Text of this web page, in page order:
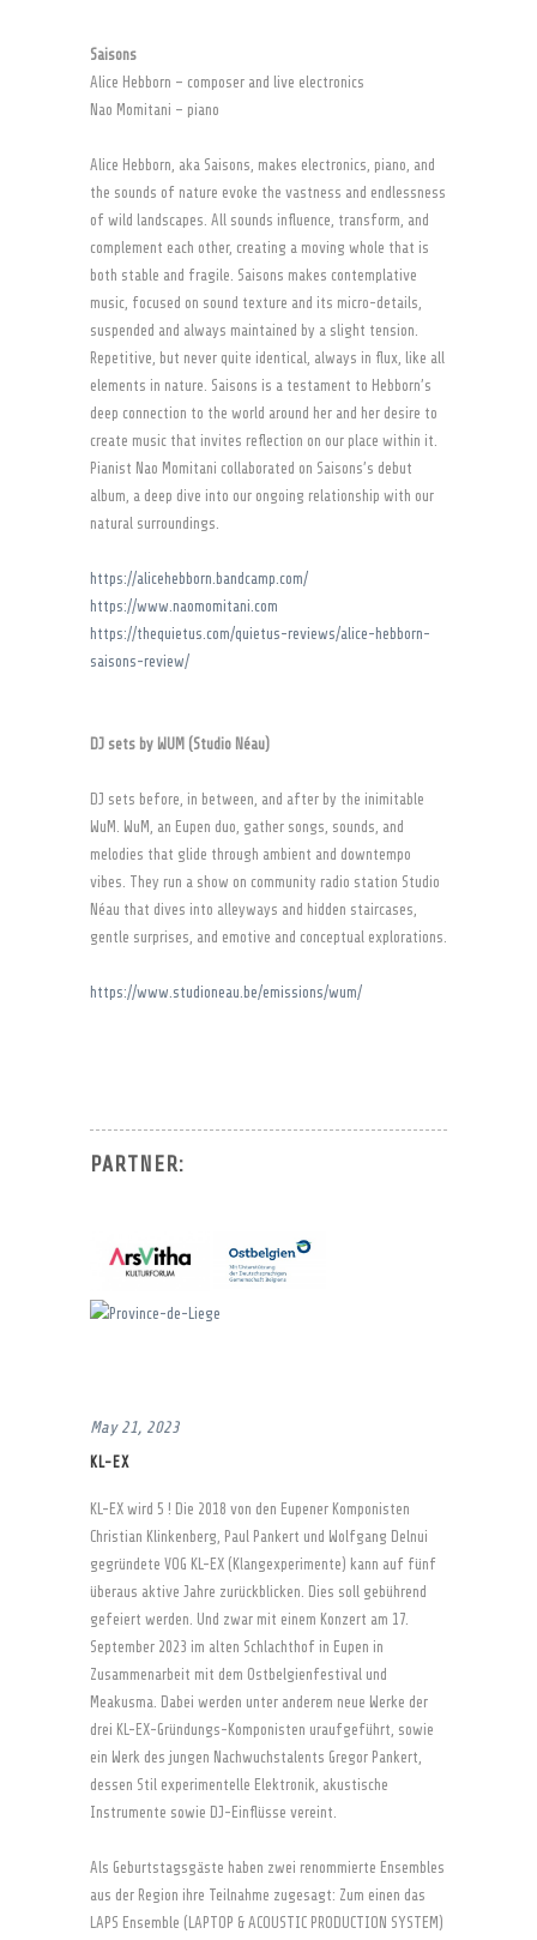
Saisons
Alice Hebborn – composer and live electronics
Nao Momitani – piano
Alice Hebborn, aka Saisons, makes electronics, piano, and
the sounds of nature evoke the vastness and endlessness
of wild landscapes. All sounds influence, transform, and
complement each other, creating a moving whole that is
both stable and fragile. Saisons makes contemplative
music, focused on sound texture and its micro-details,
suspended and always maintained by a slight tension.
Repetitive, but never quite identical, always in flux, like all
elements in nature. Saisons is a testament to Hebborn’s
deep connection to the world around her and her desire to
create music that invites reflection on our place within it.
Pianist Nao Momitani collaborated on Saisons’s debut
album, a deep dive into our ongoing relationship with our
natural surroundings.
https://alicehebborn.bandcamp.com/
https://www.naomomitani.com
https://thequietus.com/quietus-reviews/alice-hebborn-
saisons-review/
DJ sets by WUM (Studio Néau)
DJ sets before, in between, and after by the inimitable
WuM. WuM, an Eupen duo, gather songs, sounds, and
melodies that glide through ambient and downtempo
vibes. They run a show on community radio station Studio
Néau that dives into alleyways and hidden staircases,
gentle surprises, and emotive and conceptual explorations.
https://www.studioneau.be/emissions/wum/
PARTNER:
May 21, 2023
KL-EX
KL-EX wird 5 ! Die 2018 von den Eupener Komponisten
Christian Klinkenberg, Paul Pankert und Wolfgang Delnui
gegründete VOG KL-EX (Klangexperimente) kann auf fünf
überaus aktive Jahre zurückblicken. Dies soll gebührend
gefeiert werden. Und zwar mit einem Konzert am 17.
September 2023 im alten Schlachthof in Eupen in
Zusammenarbeit mit dem Ostbelgienfestival und
Meakusma. Dabei werden unter anderem neue Werke der
drei KL-EX-Gründungs-Komponisten uraufgeführt, sowie
ein Werk des jungen Nachwuchstalents Gregor Pankert,
dessen Stil experimentelle Elektronik, akustische
Instrumente sowie DJ-Einflüsse vereint.
Als Geburtstagsgäste haben zwei renommierte Ensembles
aus der Region ihre Teilnahme zugesagt: Zum einen das
LAPS Ensemble (LAPTOP & ACOUSTIC PRODUCTION SYSTEM)